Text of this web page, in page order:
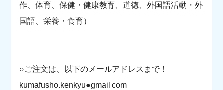
作、体育、保健・健康教育、道徳、外国語活動・外
国語、栄養・食育）
○ご注文は、以下のメールアドレスまで！
kumafusho.kenkyu●gmail.com